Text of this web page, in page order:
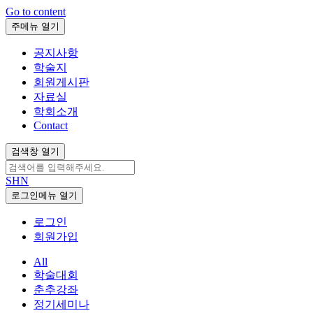
Go to content
주메뉴 열기
공지사항
학술지
회원게시판
자료실
학회소개
Contact
검색창 열기
SHN
로그인메뉴 열기
로그인
회원가입
All
학술대회
춘추강좌
정기세미나